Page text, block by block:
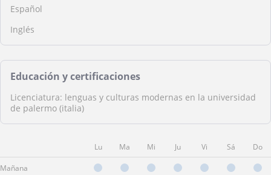
Español
Inglés
Educación y certificaciones
Licenciatura: lenguas y culturas modernas en la universidad
de palermo (italia)
Lu Ma Mi Ju Vi Sá Do
Mañana